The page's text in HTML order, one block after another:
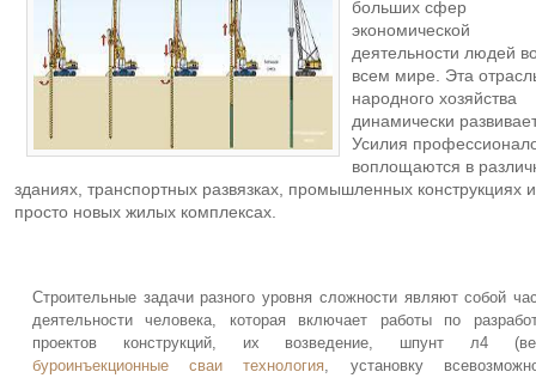
больших сфер
экономической
деятельности людей
всем мире. Эта
народного хозяйства
динамически
Усилия
воплощаются в
зданиях, транспортных развязках, промышленных конструкциях и
просто новых жилых комплексах.
Строительные задачи разного уровня сложности являют собой
деятельности человека, которая включает работы по
проектов конструкций, их возведение, шпунт л4
буроинъекционные сваи технология, установку